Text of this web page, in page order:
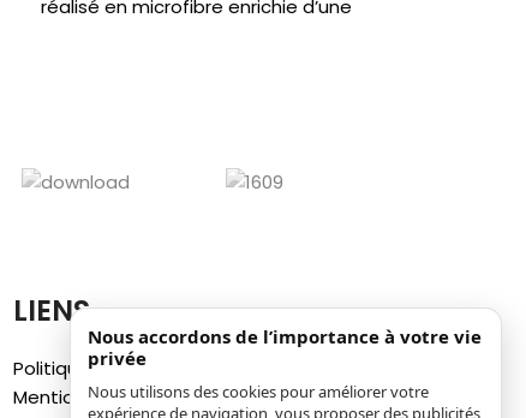
réalisé en microfibre enrichie d’une
LIENS
Politique de confidentialité
Mentions légales
Nous accordons de l’importance à votre vie
privée
Nous utilisons des cookies pour améliorer votre
expérience de navigation, vous proposer des publicités